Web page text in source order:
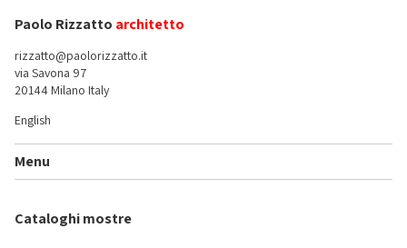
Paolo Rizzatto architetto
rizzatto@paolorizzatto.it
via Savona 97
20144 Milano Italy
English
Menu
Cataloghi mostre